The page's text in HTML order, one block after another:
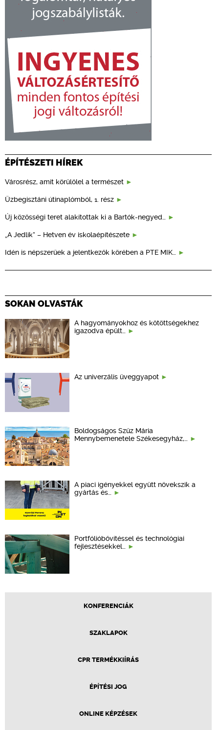
ÉPÍTÉSZETI HÍREK
Városrész, amit körülölel a természet
Üzbegisztáni útinaplómból, 1. rész
Új közösségi teret alakítottak ki a Bartók-negyed…
„A Jedlik” – Hetven év iskolaépítészete
Idén is népszerűek a jelentkezők körében a PTE MIK…
SOKAN OLVASTÁK
A hagyományokhoz és kötöttségekhez
igazodva épült…
Az univerzális üveggyapot
Boldogságos Szűz Mária
Mennybemenetele Székesegyház,…
A piaci igényekkel együtt növekszik a
gyártás és…
Portfólióbővítéssel és technológiai
fejlesztésekkel…
KONFERENCIÁK
SZAKLAPOK
CPR TERMÉKKIÍRÁS
ÉPÍTÉSI JOG
ONLINE KÉPZÉSEK